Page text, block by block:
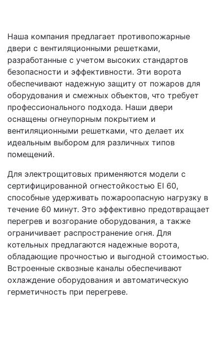
Наша компания предлагает противопожарные
двери с вентиляционными решетками,
разработанные с учетом высоких стандартов
безопасности и эффективности. Эти ворота
обеспечивают надежную защиту от пожаров для
оборудования и смежных объектов, что требует
профессионального подхода. Наши двери
оснащены огнеупорным покрытием и
вентиляционными решетками, что делает их
идеальным выбором для различных типов
помещений.
Для электрощитовых применяются модели с
сертифицированной огнестойкостью EI 60,
способные удерживать пожароопасную нагрузку в
течение 60 минут. Это эффективно предотвращает
перегрев и возгорание оборудования, а также
ограничивает распространение огня. Для
котельных предлагаются надежные ворота,
обладающие прочностью и выгодной стоимостью.
Встроенные сквозные каналы обеспечивают
охлаждение оборудования и автоматическую
герметичность при перегреве.